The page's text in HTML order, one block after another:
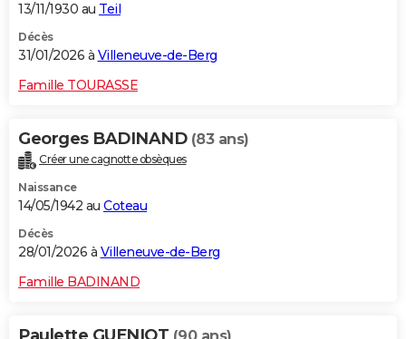
13/11/1930 au Teil
Décès
31/01/2026 à Villeneuve-de-Berg
Famille TOURASSE
Georges BADINAND (83 ans)
Créer une cagnotte obsèques
Naissance
14/05/1942 au Coteau
Décès
28/01/2026 à Villeneuve-de-Berg
Famille BADINAND